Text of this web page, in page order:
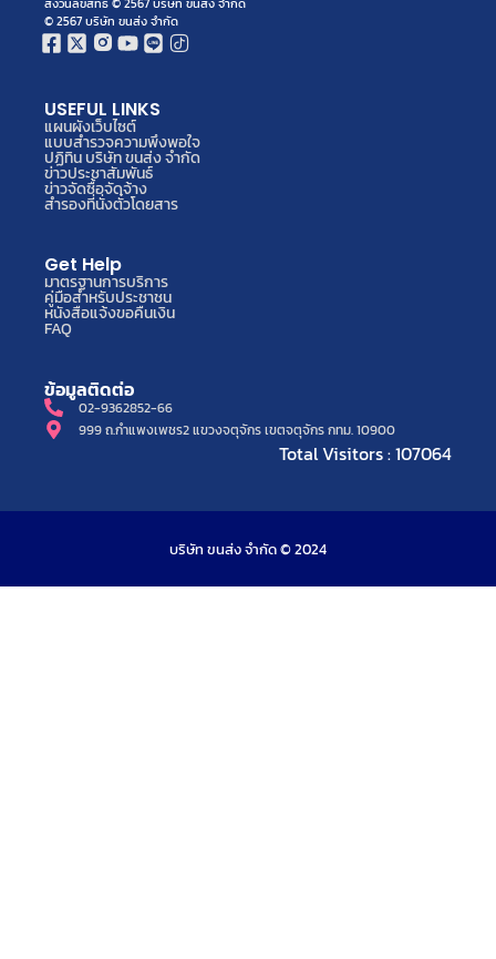
สงวนลิขสิทธิ์ © 2567 บริษัท ขนส่ง จำกัด
© 2567 บริษัท ขนส่ง จำกัด
USEFUL LINKS
แผนผังเว็บไซต์
แบบสำรวจความพึงพอใจ
ปฏิทิน บริษัท ขนส่ง จำกัด
ข่าวประชาสัมพันธ์
ข่าวจัดซื้อจัดจ้าง
สำรองที่นั่งตั๋วโดยสาร
Get Help
มาตรฐานการบริการ
คู่มือสำหรับประชาชน
หนังสือแจ้งขอคืนเงิน
FAQ
ข้อมูลติดต่อ
02-9362852-66
999 ถ.กำแพงเพชร2 แขวงจตุจักร เขตจตุจักร กทม. 10900
Total Visitors : 107064
บริษัท ขนส่ง จำกัด © 2024